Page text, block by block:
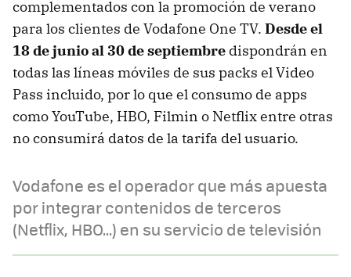
complementados con la promoción de verano
para los clientes de Vodafone One TV. Desde el
18 de junio al 30 de septiembre dispondrán en
todas las líneas móviles de sus packs el Video
Pass incluido, por lo que el consumo de apps
como YouTube, HBO, Filmin o Netflix entre otras
no consumirá datos de la tarifa del usuario.
Vodafone es el operador que más apuesta
por integrar contenidos de terceros
(Netflix, HBO...) en su servicio de televisión